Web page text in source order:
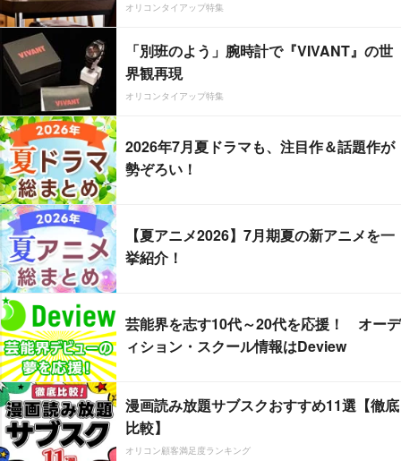
オリコンタイアップ特集
「別班のよう」腕時計で『VIVANT』の世
界観再現
オリコンタイアップ特集
2026年7月夏ドラマも、注目作＆話題作が
勢ぞろい！
【夏アニメ2026】7月期夏の新アニメを一
挙紹介！
芸能界を志す10代～20代を応援！ オーデ
ィション・スクール情報はDeview
漫画読み放題サブスクおすすめ11選【徹底
比較】
オリコン顧客満足度ランキング